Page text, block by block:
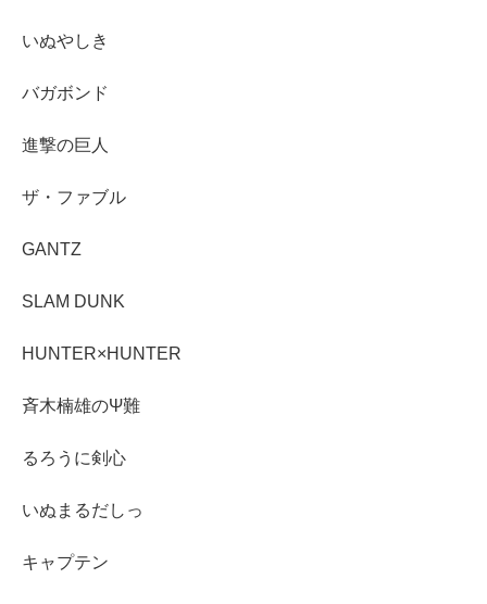
いぬやしき
バガボンド
進撃の巨人
ザ・ファブル
GANTZ
SLAM DUNK
HUNTER×HUNTER
斉木楠雄のΨ難
るろうに剣心
いぬまるだしっ
キャプテン